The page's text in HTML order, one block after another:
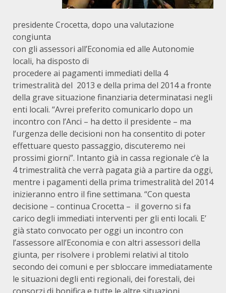
presidente Crocetta, dopo una valutazione
congiunta
con gli assessori all’Economia ed alle Autonomie
locali, ha disposto di
procedere ai pagamenti immediati della 4
trimestralità del 2013 e della prima del 2014 a fronte
della grave situazione finanziaria determinatasi negli
enti locali. “Avrei preferito comunicarlo dopo un
incontro con l’Anci – ha detto il presidente – ma
l’urgenza delle decisioni non ha consentito di poter
effettuare questo passaggio, discuteremo nei
prossimi giorni”. Intanto già in cassa regionale c’è la
4 trimestralità che verrà pagata già a partire da oggi,
mentre i pagamenti della prima trimestralità del 2014
inizieranno entro il fine settimana. “Con questa
decisione – continua Crocetta – il governo si fa
carico degli immediati interventi per gli enti locali. E’
già stato convocato per oggi un incontro con
l’assessore all’Economia e con altri assessori della
giunta, per risolvere i problemi relativi al titolo
secondo dei comuni e per sbloccare immediatamente
le situazioni degli enti regionali, dei forestali, dei